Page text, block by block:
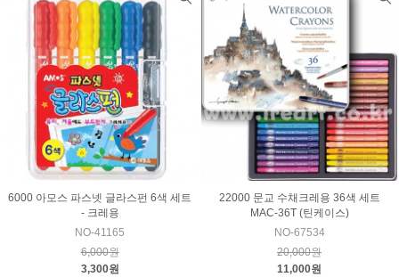
6000 아모스 파스넷 글라스펀 6색 세트
- 크레용
NO-41165
6,000원
3,300원
22000 문교 수채크레용 36색 세트
MAC-36T (틴케이스)
NO-67534
20,000원
11,000원